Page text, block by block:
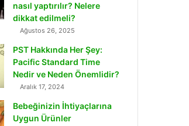
nasıl yaptırılır? Nelere
dikkat edilmeli?
Ağustos 26, 2025
PST Hakkında Her Şey:
Pacific Standard Time
Nedir ve Neden Önemlidir?
Aralık 17, 2024
Bebeğinizin İhtiyaçlarına
Uygun Ürünler